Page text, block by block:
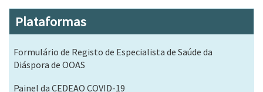
Plataformas
Formulário de Registo de Especialista de Saúde da
Diáspora de OOAS
Painel da CEDEAO COVID-19